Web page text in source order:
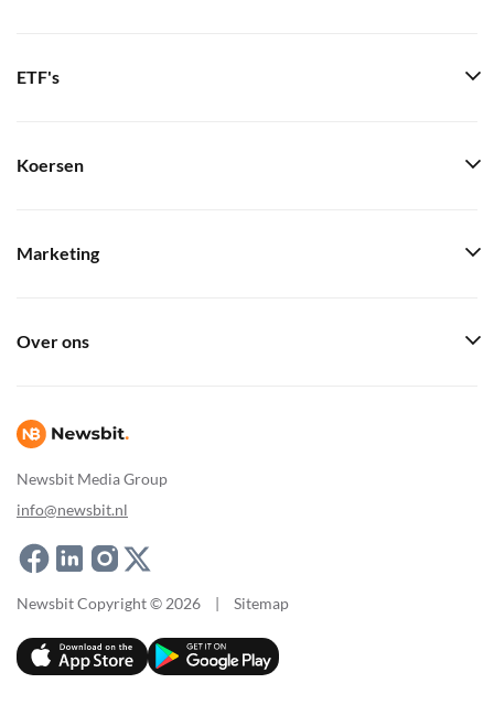
Newsbit Media Group
info@newsbit.nl
ETF's
Koersen
Marketing
Over ons
Newsbit Copyright © 2026 | Sitemap